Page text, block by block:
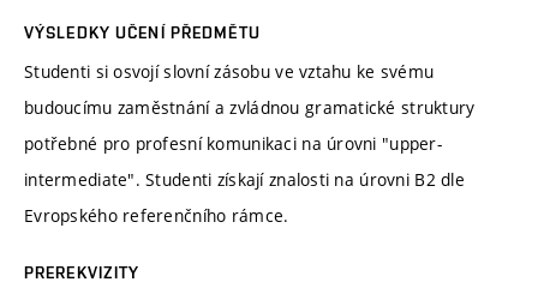
VÝSLEDKY UČENÍ PŘEDMĚTU
Studenti si osvojí slovní zásobu ve vztahu ke svému
budoucímu zaměstnání a zvládnou gramatické struktury
potřebné pro profesní komunikaci na úrovni "upper-
intermediate". Studenti získají znalosti na úrovni B2 dle
Evropského referenčního rámce.
PREREKVIZITY